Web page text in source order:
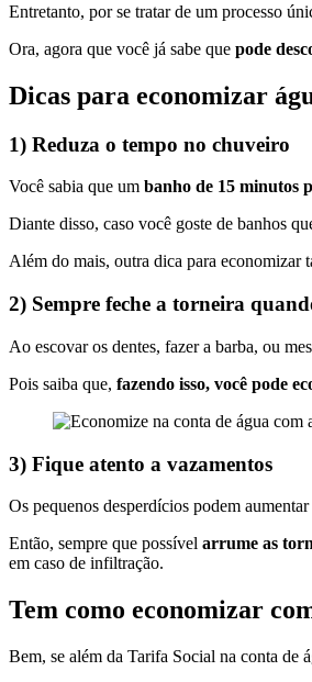
Entretanto, por se tratar de um processo
Ora, agora que você já sabe que pode
Dicas para economizar
1) Reduza o tempo no chuveiro
Você sabia que um banho de 15 minutos
Diante disso, caso você goste de banhos
Além do mais, outra dica para economizar
2) Sempre feche a torneira
Ao escovar os dentes, fazer a barba, ou
Pois saiba que, fazendo isso, você pode
3) Fique atento a vazamentos
Os pequenos desperdícios podem
Então, sempre que possível arrume as
em caso de infiltração.
Tem como economizar
Bem, se além da Tarifa Social na conta de